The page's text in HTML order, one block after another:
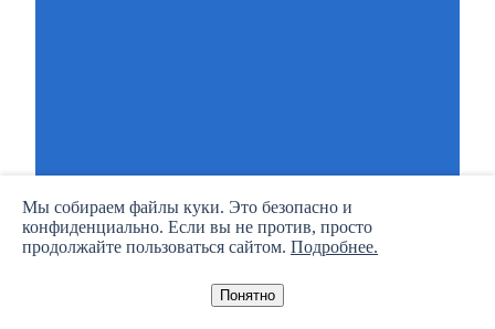
Редактор: Александра Вьюгина.
Мы собираем файлы куки. Это безопасно и
конфиденциально. Если вы не против, просто
продолжайте пользоваться сайтом. Подробнее.
Понятно